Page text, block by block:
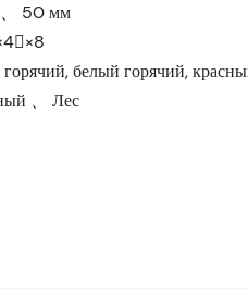
50 мм
белый горячий,
、 Лес